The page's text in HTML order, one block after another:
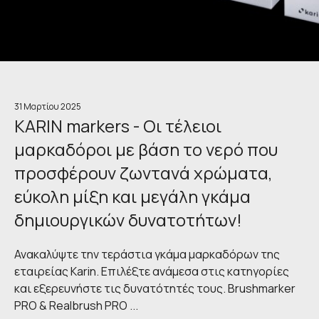
31 Μαρτίου 2025
KARIN markers - Οι τέλειοι
μαρκαδόροι με βάση το νερό που
προσφέρουν ζωντανά χρώματα,
εύκολη μίξη και μεγάλη γκάμα
δημιουργικών δυνατοτήτων!
Ανακαλύψτε την τεράστια γκάμα μαρκαδόρων της
εταιρείας Karin. Επιλέξτε ανάμεσα στις κατηγορίες
και εξερευνήστε τις δυνατότητές τους. Brushmarker
PRO & Realbrush PRO ...